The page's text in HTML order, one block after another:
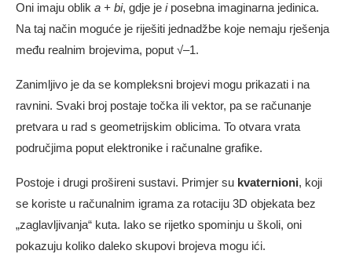
Oni imaju oblik a + bi, gdje je iposebna imaginarna jedinica.
Na taj način moguće je riješiti jednadžbe koje nemaju rješenja
među realnim brojevima, poput √–1.
Zanimljivo je da se kompleksni brojevi mogu prikazati i na
ravnini. Svaki broj postaje točka ili vektor, pa se računanje
pretvara u rad s geometrijskim oblicima. To otvara vrata
područjima poput elektronike i računalne grafike.
Postoje i drugi prošireni sustavi. Primjer su kvaternioni, koji
se koriste u računalnim igrama za rotaciju 3D objekata bez
„zaglavljivanja“ kuta. Iako se rijetko spominju u školi, oni
pokazuju koliko daleko skupovi brojeva mogu ići.